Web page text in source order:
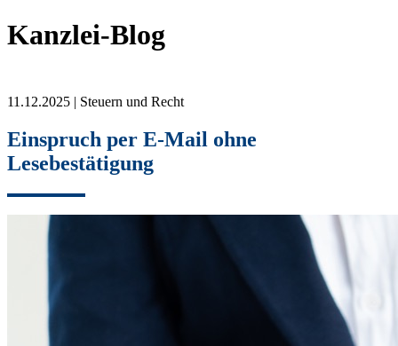
Kanzlei-Blog
11.12.2025 | Steuern und Recht
Einspruch per E-Mail ohne
Lesebestätigung